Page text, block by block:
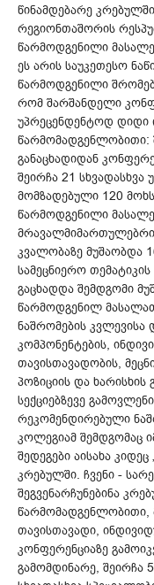
წინამდებარე
რეგიონთაშორის
წარმოდგენილი
ეს არის საუკეთესო
წარმოდგენილი
რომ შარშანდელი
უპრეცენდენტოდ
წარმომადგენლობითი:
განაცხადიდან
შეირჩა 21
მომზადებული 120
წარმოდგენილი
კვალობაზე მუშაობდა
სამეცნიერო
გაცხადდა შემდგომი
წარმოდგენილ
ნაშრომების კვლევისა
კომპონენტების,
თავისთავადობის,
პოზიციის და ხარისხის
სექციებზევე
რეკომენდირებული
კოლეგიამ შემდგომაც
შედეგები აისახა
კრებულში. ჩვენი -
შეგვენარჩუნებინა
თავისთავადი,
კონფერენციაზე
გამომდინარე, შეირჩა